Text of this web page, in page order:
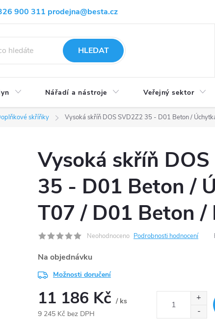
900 311 prodejna@besta.cz
Ochrana osobních údajů
HLEDAT
Nářadí a nástroje Veřejný sektor
skříňky Vysoká skříň DOS SVD2Z2 35 - D01 Beton /
Vysoká skříň
35 - D01 Beton /
T07 / D01 Beton /
Neohodnoceno Podrobnosti hodnocení
Na objednávku
Možnosti doručení
11 186 Kč / ks
9 245 Kč bez DPH